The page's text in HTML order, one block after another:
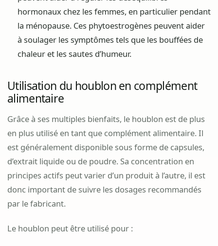
hormonaux chez les femmes, en particulier pendant
la ménopause. Ces phytoestrogènes peuvent aider
à soulager les symptômes tels que les bouffées de
chaleur et les sautes d’humeur.
Utilisation du houblon en complément
alimentaire
Grâce à ses multiples bienfaits, le houblon est de plus
en plus utilisé en tant que complément alimentaire. Il
est généralement disponible sous forme de capsules,
d’extrait liquide ou de poudre. Sa concentration en
principes actifs peut varier d’un produit à l’autre, il est
donc important de suivre les dosages recommandés
par le fabricant.
Le houblon peut être utilisé pour :